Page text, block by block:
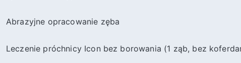
Abrazyjne opracowanie zęba
Leczenie próchnicy Icon bez borowania (1 ząb, bez